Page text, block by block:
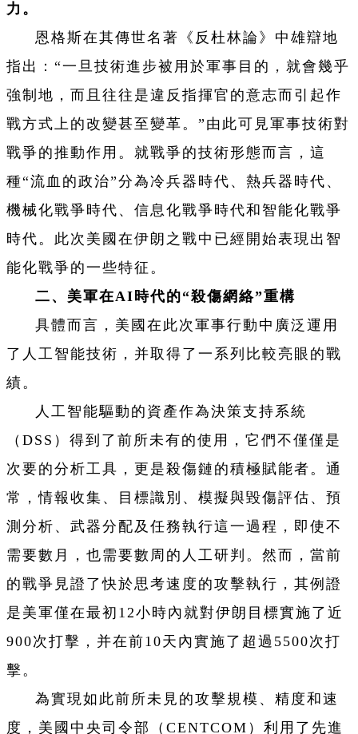
力。
恩格斯在其傳世名著《反杜林論》中雄辯地
指出：“一旦技術進步被用於軍事目的，就會幾乎
強制地，而且往往是違反指揮官的意志而引起作
戰方式上的改變甚至變革。”由此可見軍事技術對
戰爭的推動作用。就戰爭的技術形態而言，這
種“流血的政治”分為冷兵器時代、熱兵器時代、
機械化戰爭時代、信息化戰爭時代和智能化戰爭
時代。此次美國在伊朗之戰中已經開始表現出智
能化戰爭的一些特征。
二、美軍在AI時代的“殺傷網絡”重構
具體而言，美國在此次軍事行動中廣泛運用
了人工智能技術，并取得了一系列比較亮眼的戰
績。
人工智能驅動的資產作為決策支持系統
（DSS）得到了前所未有的使用，它們不僅僅是
次要的分析工具，更是殺傷鏈的積極賦能者。通
常，情報收集、目標識別、模擬與毀傷評估、預
測分析、武器分配及任務執行這一過程，即使不
需要數月，也需要數周的人工研判。然而，當前
的戰爭見證了快於思考速度的攻擊執行，其例證
是美軍僅在最初12小時內就對伊朗目標實施了近
900次打擊，并在前10天內實施了超過5500次打
擊。
為實現如此前所未見的攻擊規模、精度和速
度，美國中央司令部（CENTCOM）利用了先進